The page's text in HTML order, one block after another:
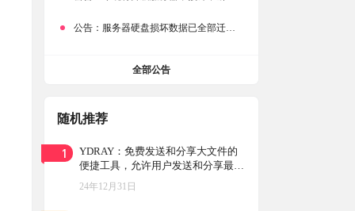
公告： 服务器硬盘损坏数据已全部迁移备份，网站恢复完成！
全部公告
随机推荐
1
YDRAY：免费发送和分享大文件的
便捷工具，允许用户发送和分享最大
10GB的文件，提供简单的上传和分
享流程，确保数据安全和隐私
24年12月31日